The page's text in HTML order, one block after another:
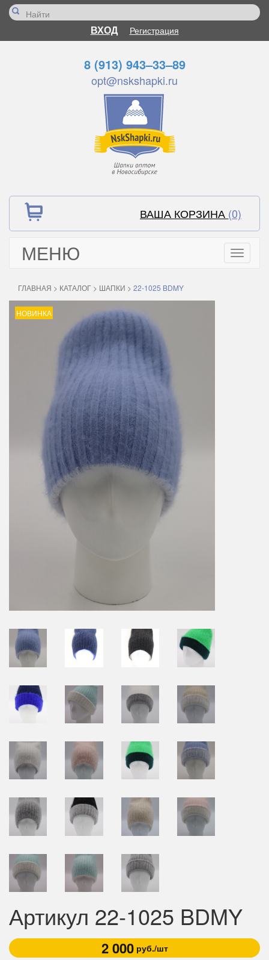
ВХОД Регистрация
8 (913) 943–33–89
opt@nskshapki.ru
ВАША КОРЗИНА (0)
МЕНЮ
Toggle
ГЛАВНАЯ > КАТАЛОГ > ШАПКИ > 22-1025 BDMY
НОВИНКА
Артикул 22-1025 BDMY
2 000руб./шт